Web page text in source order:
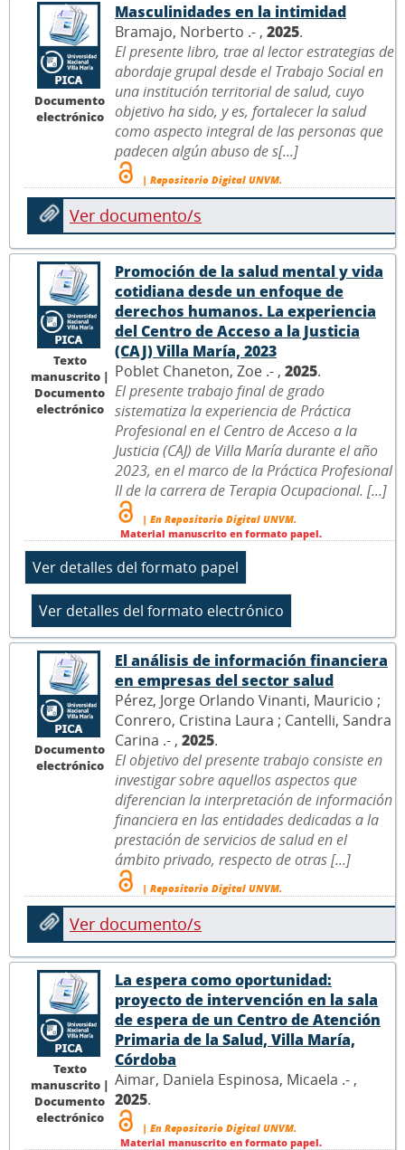
Documento
electrónico
Masculinidades en la intimidad
Bramajo, Norberto .- , 2025.
El presente libro, trae al lector estrategias de
abordaje grupal desde el Trabajo Social en
una institución territorial de salud, cuyo
objetivo ha sido, y es, fortalecer la salud
como aspecto integral de las personas que
padecen algún abuso de s[...]
| Repositorio Digital UNVM.
Ver documento/s
Texto
manuscrito |
Documento
electrónico
Promoción de la salud mental y vida
cotidiana desde un enfoque de
derechos humanos. La experiencia
del Centro de Acceso a la Justicia
(CAJ) Villa María, 2023
Poblet Chaneton, Zoe .- , 2025.
El presente trabajo final de grado
sistematiza la experiencia de Práctica
Profesional en el Centro de Acceso a la
Justicia (CAJ) de Villa María durante el año
2023, en el marco de la Práctica Profesional
II de la carrera de Terapia Ocupacional. [...]
| En Repositorio Digital UNVM.
Material manuscrito en formato papel.
Documento
electrónico
El análisis de información financiera
en empresas del sector salud
Pérez, Jorge Orlando Vinanti, Mauricio ;
Conrero, Cristina Laura ; Cantelli, Sandra
Carina .- , 2025.
El objetivo del presente trabajo consiste en
investigar sobre aquellos aspectos que
diferencian la interpretación de información
financiera en las entidades dedicadas a la
prestación de servicios de salud en el
ámbito privado, respecto de otras [...]
| Repositorio Digital UNVM.
Ver documento/s
Texto
manuscrito |
Documento
electrónico
La espera como oportunidad:
proyecto de intervención en la sala
de espera de un Centro de Atención
Primaria de la Salud, Villa María,
Córdoba
Aimar, Daniela Espinosa, Micaela .- ,
2025.
| En Repositorio Digital UNVM.
Material manuscrito en formato papel.